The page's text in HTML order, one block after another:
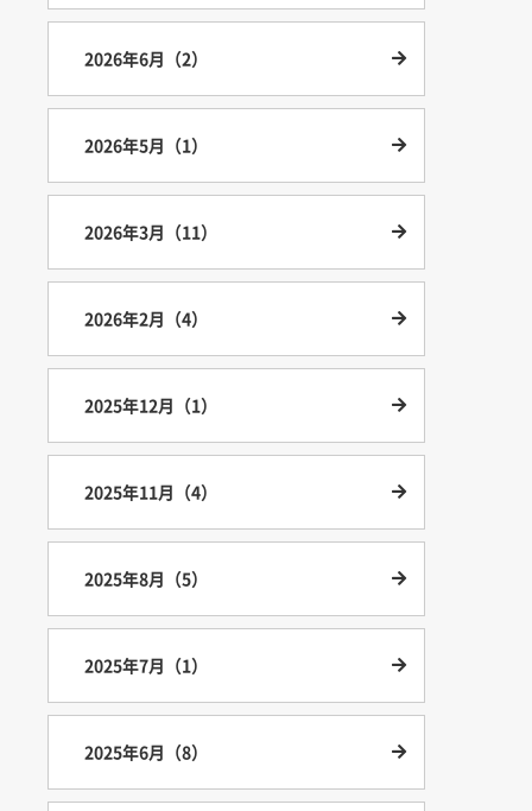
2026年6月（2）
2026年5月（1）
2026年3月（11）
2026年2月（4）
2025年12月（1）
2025年11月（4）
2025年8月（5）
2025年7月（1）
2025年6月（8）